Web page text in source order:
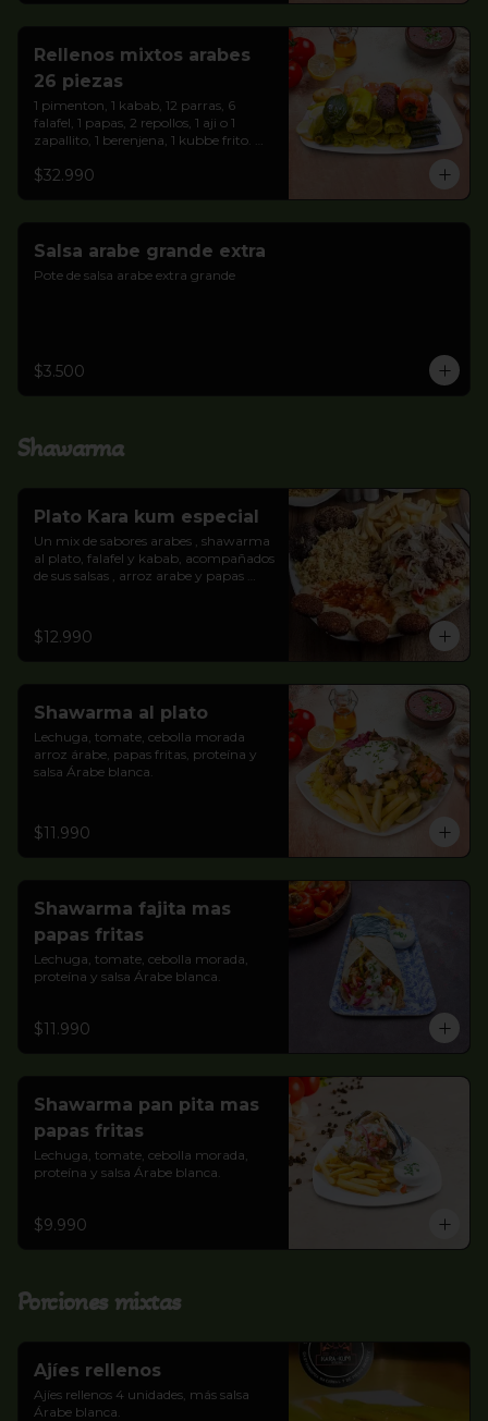
Rellenos mixtos arabes
26 piezas
1 pimenton, 1 kabab, 12 parras, 6
falafel, 1 papas, 2 repollos, 1 aji o 1
zapallito, 1 berenjena, 1 kubbe frito.
$32.990
Salsa arabe grande extra
Pote de salsa arabe extra grande
$3.500
Shawarma
Plato Kara kum especial
Un mix de sabores arabes , shawarma
al plato, falafel y kabab, acompañados
de sus salsas , arroz arabe y papas
$12.990
Shawarma al plato
Lechuga, tomate, cebolla morada
arroz árabe, papas fritas, proteína y
salsa Árabe blanca.
$11.990
Shawarma fajita mas
papas fritas
Lechuga, tomate, cebolla morada,
proteína y salsa Árabe blanca.
$11.990
Shawarma pan pita mas
papas fritas
Lechuga, tomate, cebolla morada,
proteína y salsa Árabe blanca.
$9.990
Porciones mixtas
Ajíes rellenos
Ajíes rellenos 4 unidades, más salsa
Árabe blanca.